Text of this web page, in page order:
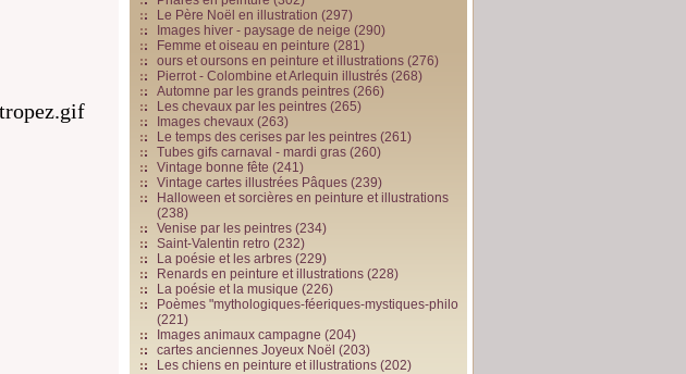
Le Père Noël en illustration (297)
Images hiver - paysage de neige (290)
Femme et oiseau en peinture (281)
ours et oursons en peinture et illustrations (276)
Pierrot - Colombine et Arlequin illustrés (268)
Automne par les grands peintres (266)
Les chevaux par les peintres (265)
Images chevaux (263)
Le temps des cerises par les peintres (261)
Tubes gifs carnaval - mardi gras (260)
Vintage bonne fête (241)
Vintage cartes illustrées Pâques (239)
Halloween et sorcières en peinture et illustrations
(238)
Venise par les peintres (234)
Saint-Valentin retro (232)
La poésie et les arbres (229)
Renards en peinture et illustrations (228)
La poésie et la musique (226)
Poèmes "mythologiques-féeriques-mystiques-philo
(221)
Images animaux campagne (204)
cartes anciennes Joyeux Noël (203)
Les chiens en peinture et illustrations (202)